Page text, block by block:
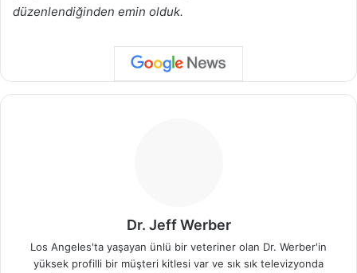
düzenlendiğinden emin olduk.
Dr. Jeff Werber
Los Angeles'ta yaşayan ünlü bir veteriner olan Dr. Werber'in
yüksek profilli bir müşteri kitlesi var ve sık sık televizyonda